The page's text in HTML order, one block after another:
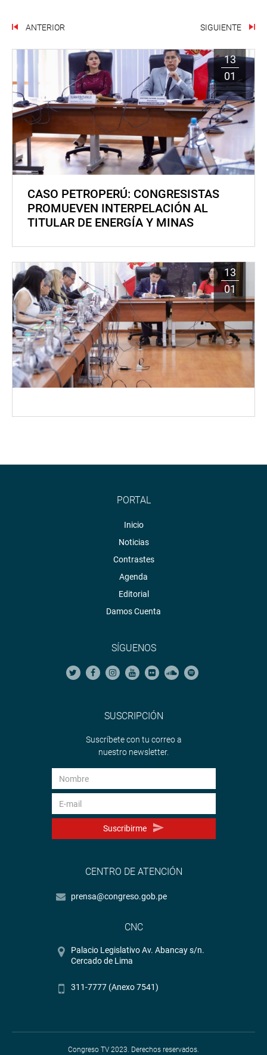
ANTERIOR SIGUIENTE
13
01
CASO PETROPERÚ: CONGRESISTAS
PROMUEVEN INTERPELACIÓN AL
TITULAR DE ENERGÍA Y MINAS
13
01
PORTAL
Inicio
Noticias
Contrastes
Agenda
Editorial
Damos Cuenta
SÍGUENOS
SUSCRIPCIÓN
Suscríbete con tu correo a
nuestro newsletter.
Suscribirme
CENTRO DE ATENCIÓN
prensa@congreso.gob.pe
CNC
Palacio Legislativo Av. Abancay s/n.
Cercado de Lima
311-7777 (Anexo 7541)
Congreso TV 2023. Derechos reservados.